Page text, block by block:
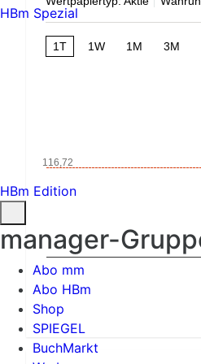
1T 1W 1M 3M
116,72
HBm Spezial
HBm Edition
manager-
Abo mm
Abo HBm
Shop
SPIEGEL
BuchMarkt